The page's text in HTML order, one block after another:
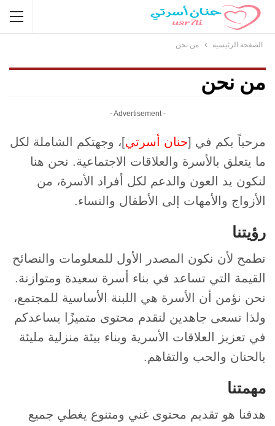
الصفحة الرئيسية من نحن
من نحن
- Advertisement -
مرحباً بكم في [حنان أسرتي]، وجهتكم الشاملة لكل
ما يتعلق بالأسرة والعلاقات الاجتماعية. نحن هنا
لنكون يد العون والدعم لكل أفراد الأسرة، من
الأزواج والأمهات إلى الأطفال والنساء.
رؤيتنا
نطمح لأن نكون المصدر الأول للمعلومات والنصائح
القيمة التي تساعد في بناء أسرة سعيدة ومتوازنة.
نحن نؤمن أن الأسرة هي اللبنة الأساسية للمجتمع،
ولذا نسعى جاهدين لنقدم محتوى متميزًا يساعدكم
في تعزيز العلاقات الأسرية وبناء بيئة منزلية مليئة
بالحنان والحب والتفاهم.
مهمتنا
هدفنا هو تقديم محتوى غني ومتنوع يغطي جميع